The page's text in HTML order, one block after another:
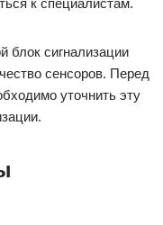
к специалистам.
блок сигнализации
сенсоров. Перед
уточнить эту